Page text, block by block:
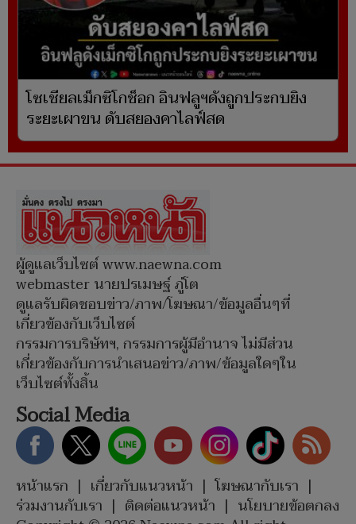
โซเชียลเม็กซิโกช็อก อินฟลูฯดังถูกประกบยิง
ระยะเผาขน ดับสยองคาไลฟ์สด
ผู้ดูแลเว็บไซต์ www.naewna.com
webmaster นายปรเมษฐ์ ภู่โต
ดูแลรับผิดชอบข่าว/ภาพ/โฆษณา/ข้อมูลอื่นๆที่
เกี่ยวข้องกับเว็บไซต์
กรรมการบริษัทฯ, กรรมการผู้มีอำนาจ ไม่มีส่วน
เกี่ยวข้องกับการนำเสนอข่าว/ภาพ/ข้อมูลใดๆใน
เว็บไซต์ทั้งสิ้น
Social Media
หน้าแรก | เกี่ยวกับแนวหน้า | โฆษณากับเรา |
ร่วมงานกับเรา | ติดต่อแนวหน้า | นโยบายข้อตกลง